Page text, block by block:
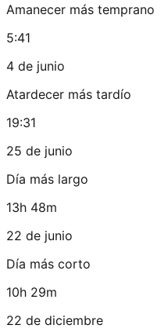
Amanecer más temprano
5:41
4 de junio
Atardecer más tardío
19:31
25 de junio
Día más largo
13h 48m
22 de junio
Día más corto
10h 29m
22 de diciembre